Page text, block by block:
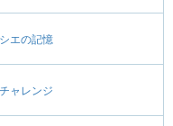
エの記憶
ャレンジ